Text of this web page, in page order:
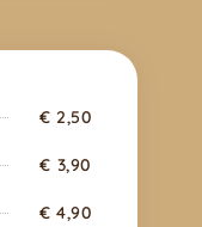
€ 2,50
€ 3,90
€ 4,90